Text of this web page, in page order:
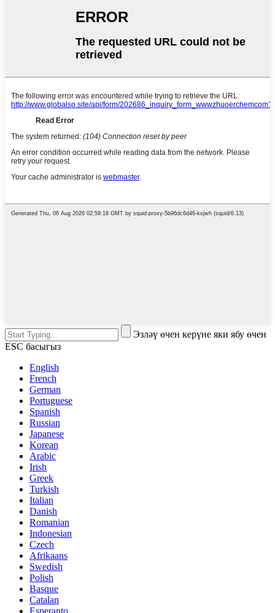
Эзләү өчен керүне яки ябу өчен
ESC басыгыз
English
French
German
Portuguese
Spanish
Russian
Japanese
Korean
Arabic
Irish
Greek
Turkish
Italian
Danish
Romanian
Indonesian
Czech
Afrikaans
Swedish
Polish
Basque
Catalan
Esperanto